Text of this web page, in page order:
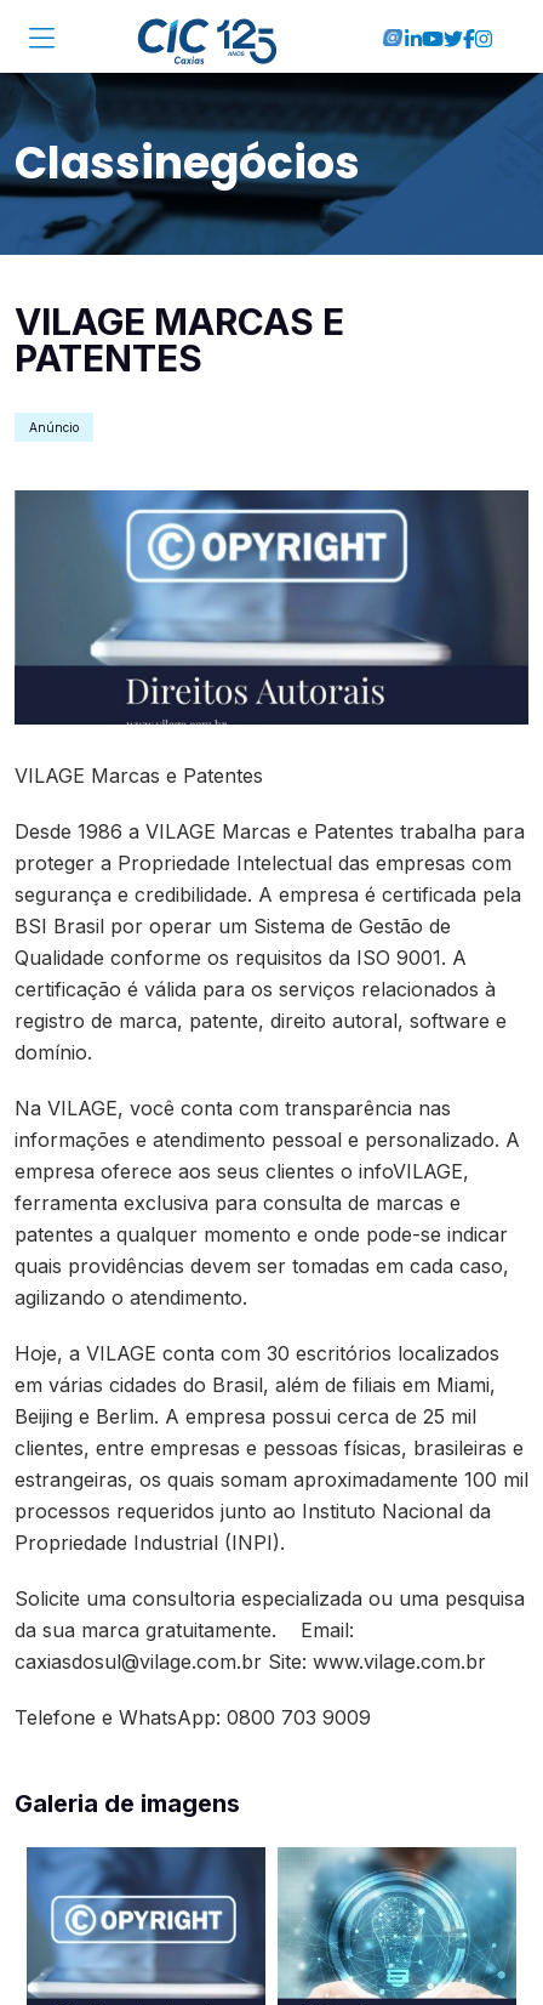
Institucional
Associadas
Soluções
Cursos
Eventos
Contato
Classinegócios
VILAGE MARCAS E
PATENTES
Anúncio
VILAGE Marcas e Patentes
Desde 1986 a VILAGE Marcas e Patentes trabalha para
proteger a Propriedade Intelectual das empresas com
segurança e credibilidade. A empresa é certificada pela
BSI Brasil por operar um Sistema de Gestão de
Qualidade conforme os requisitos da ISO 9001. A
certificação é válida para os serviços relacionados à
registro de marca, patente, direito autoral, software e
domínio.
Na VILAGE, você conta com transparência nas
informações e atendimento pessoal e personalizado. A
empresa oferece aos seus clientes o infoVILAGE,
ferramenta exclusiva para consulta de marcas e
patentes a qualquer momento e onde pode-se indicar
quais providências devem ser tomadas em cada caso,
agilizando o atendimento.
Hoje, a VILAGE conta com 30 escritórios localizados
em várias cidades do Brasil, além de filiais em Miami,
Beijing e Berlim. A empresa possui cerca de 25 mil
clientes, entre empresas e pessoas físicas, brasileiras e
estrangeiras, os quais somam aproximadamente 100 mil
processos requeridos junto ao Instituto Nacional da
Propriedade Industrial (INPI).
Solicite uma consultoria especializada ou uma pesquisa
da sua marca gratuitamente. Email:
caxiasdosul@vilage.com.br Site: www.vilage.com.br
Telefone e WhatsApp: 0800 703 9009
Galeria de imagens